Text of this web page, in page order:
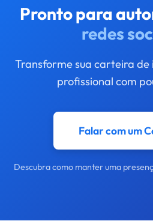
Pronto para
redes
Transforme sua carteira de
profissional com
Falar com um
Descubra como manter uma